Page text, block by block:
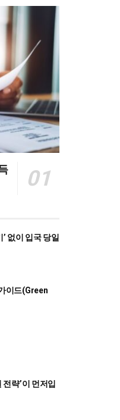
없이 입국 당일
이드(Green
전략’이 먼저입